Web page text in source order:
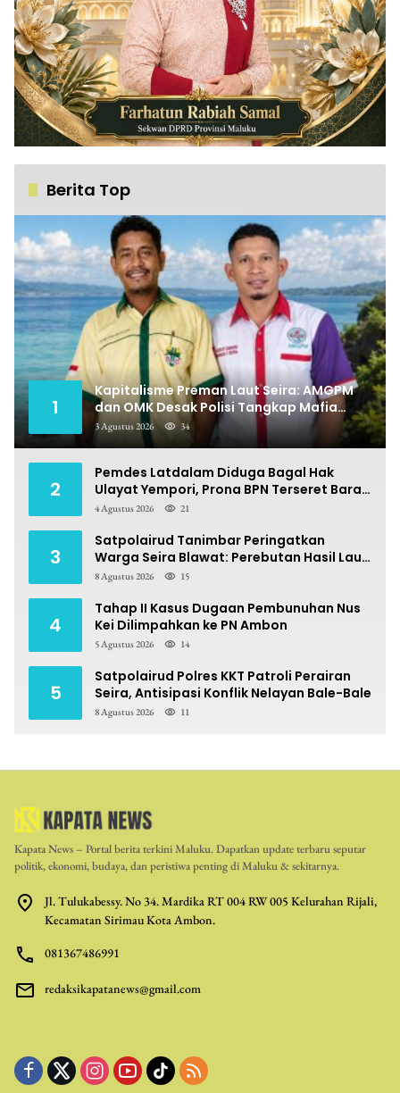
Berita Top
1
Kapitalisme Preman Laut Seira: AMGPM
dan OMK Desak Polisi Tangkap Mafia
Pungli
3 Agustus 2026 34
2
Pemdes Latdalam Diduga Bagal Hak
Ulayat Yempori, Prona BPN Terseret Bara
Sengketa
4 Agustus 2026 21
3
Satpolairud Tanimbar Peringatkan
Warga Seira Blawat: Perebutan Hasil Laut
Berpotensi Pidana
8 Agustus 2026 15
4
Tahap II Kasus Dugaan Pembunuhan Nus
Kei Dilimpahkan ke PN Ambon
5 Agustus 2026 14
5
Satpolairud Polres KKT Patroli Perairan
Seira, Antisipasi Konflik Nelayan Bale-Bale
8 Agustus 2026 11
Kapata News – Portal berita terkini Maluku. Dapatkan update terbaru seputar
politik, ekonomi, budaya, dan peristiwa penting di Maluku & sekitarnya.
Jl. Tulukabessy. No 34. Mardika RT 004 RW 005 Kelurahan Rijali,
Kecamatan Sirimau Kota Ambon.
081367486991
redaksikapatanews@gmail.com